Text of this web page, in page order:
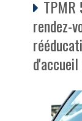
TPMR
rendez-